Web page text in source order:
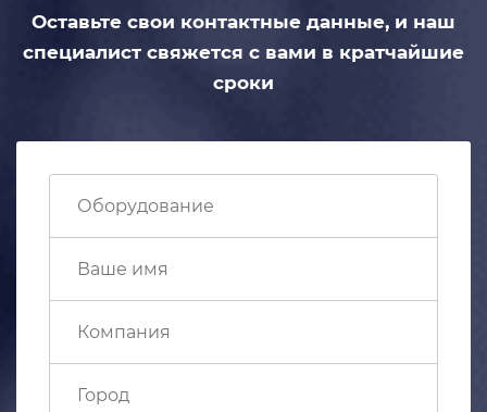
Оставьте свои контактные данные, и наш
специалист свяжется с вами в кратчайшие
сроки